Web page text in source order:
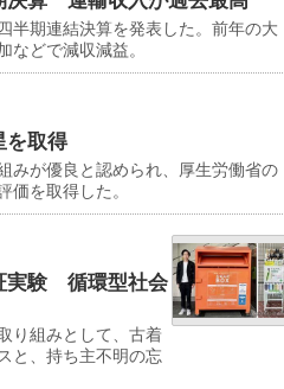
半期連結決算を発表した。前年の大
どで減収減益。
を取得
みが優良と認められ、厚生労働省の
価を取得した。
実験 循環型社会
り組みとして、古着
と、持ち主不明の忘